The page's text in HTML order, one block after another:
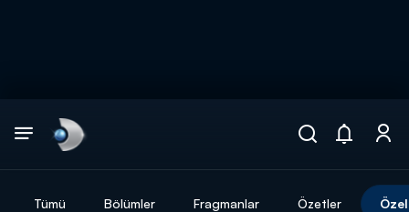
Tümü Bölümler Fragmanlar Özetler